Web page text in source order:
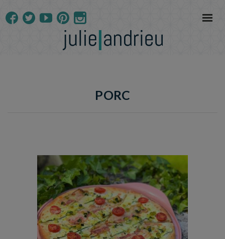
PORC
Temps de préparation : 20 min
Temps de cuisson : 14 min
Temps de repos : 4h
Nombre de couverts : 2 à 4